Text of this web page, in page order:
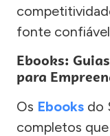
fonte confiável
Ebooks:
para
Os Ebooks do
completos